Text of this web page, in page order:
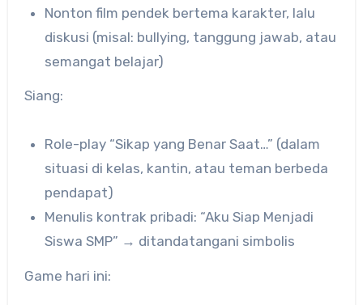
Nonton film pendek bertema karakter, lalu
diskusi (misal: bullying, tanggung jawab, atau
semangat belajar)
Siang:
Role-play “Sikap yang Benar Saat…” (dalam
situasi di kelas, kantin, atau teman berbeda
pendapat)
Menulis kontrak pribadi: “Aku Siap Menjadi
Siswa SMP” → ditandatangani simbolis
Game hari ini: